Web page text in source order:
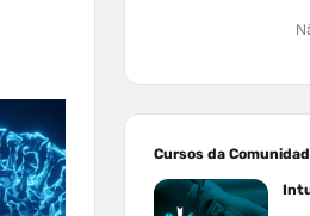
Cursos da